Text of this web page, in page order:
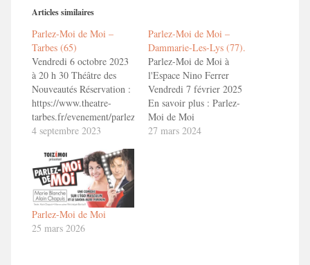
Articles similaires
Parlez-Moi de Moi –
Tarbes (65)
Vendredi 6 octobre 2023
à 20 h 30 Théâtre des
Nouveautés Réservation :
https://www.theatre-
tarbes.fr/evenement/parlez-
moi-de-moi/ En savoir
4 septembre 2023
Parlez-Moi de Moi –
Dammarie-Les-Lys (77).
Parlez-Moi de Moi à
l'Espace Nino Ferrer
Vendredi 7 février 2025
En savoir plus : Parlez-
Moi de Moi
27 mars 2024
Parlez-Moi de Moi
25 mars 2026